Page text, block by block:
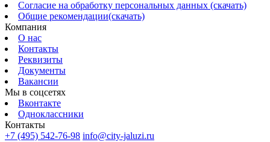
Согласие на обработку персональных данных (скачать)
Общие рекомендации(скачать)
Компания
О нас
Контакты
Реквизиты
Документы
Вакансии
Мы в соцсетях
Вконтакте
Одноклассники
Контакты
+7 (495) 542-76-98 info@city-jaluzi.ru